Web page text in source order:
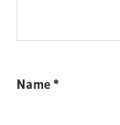
Name*